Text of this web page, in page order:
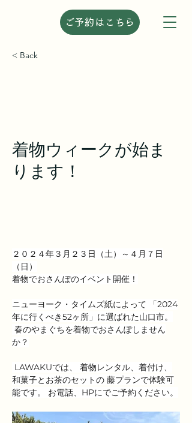
ご予約はこちら
< Back
着物ウィークが始ま
ります！
２０２４年３月２３日（土）～４月７日
（日）
着物でおさんぽのイベント開催！
ニューヨーク・タイムズ紙によって 「2024
年に行くべき52ヶ所」に選ばれた山口市。
か？
和菓子とお茶のセットの 藤プランで体験可
能です。 お電話、HPにでご予約ください。